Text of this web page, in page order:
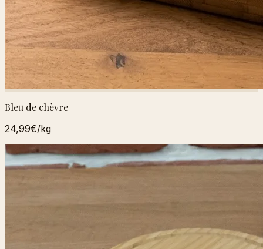
Bleu de chèvre
24,99€/kg